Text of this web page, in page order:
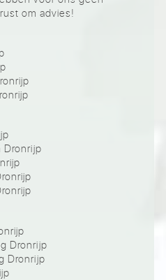
om advies!
Dronrijp
Dronrijp
Dronrijp